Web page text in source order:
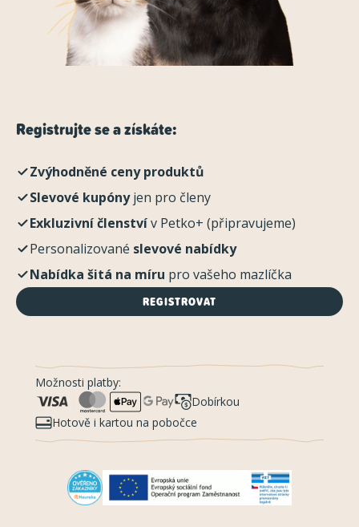
Registrujte se a získáte:
Zvýhodněné ceny produktů
Slevové kupónyjen pro členy
Exkluzivní členstvív Petko+ (připravujeme)
Personalizované slevové nabídky
Nabídka šitá na míru pro vašeho mazlíčka
REGISTROVAT
Možnosti platby:
Dobírkou
Hotově i kartou na pobočce